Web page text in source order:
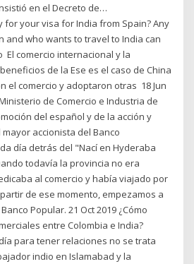
en el Decreto de…
for your visa for India from Spain? Any
and who wants to travel to India can
comercio internacional y la
de la Ese es el caso de China
el comercio y adoptaron otras 18 Jun
de Comercio e Industria de
del español y de la acción y
accionista del Banco
día detrás del "Nací en Hyderaba
todavía la provincia no era
al comercio y había viajado por
de ese momento, empezamos a
Popular. 21 Oct 2019 ¿Cómo
entre Colombia e India?
para tener relaciones no se trata
indio en Islamabad y la